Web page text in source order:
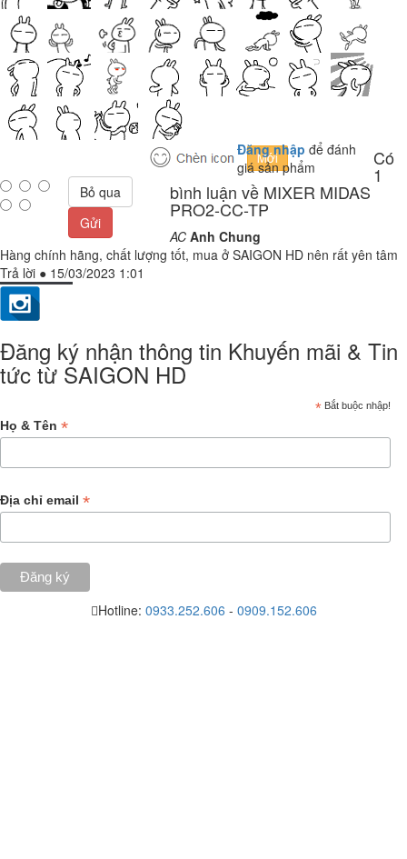
Đăng nhập để đánh
giá sản phẩm
Bỏ qua
Gửi
Có
1
bình luận về MIXER MIDAS
PRO2-CC-TP
ACAnh Chung
Hàng chính hãng, chất lượng tốt, mua ở SAIGON HD nên rất yên tâm
Trả lời ● 15/03/2023 1:01
Đăng ký nhận thông tin Khuyến mãi & Tin
tức từ SAIGON HD
* Bắt buộc nhập!
Họ & Tên *
Địa chỉ email *
Hotline: 0933.252.606 - 0909.152.606